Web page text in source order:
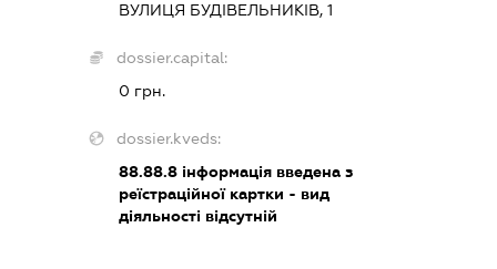
ВУЛИЦЯ БУДІВЕЛЬНИКІВ, 1
dossier.capital:
0 грн.
dossier.kveds:
88.88.8 інформація введена з
реїстраційної картки - вид
діяльності відсутній